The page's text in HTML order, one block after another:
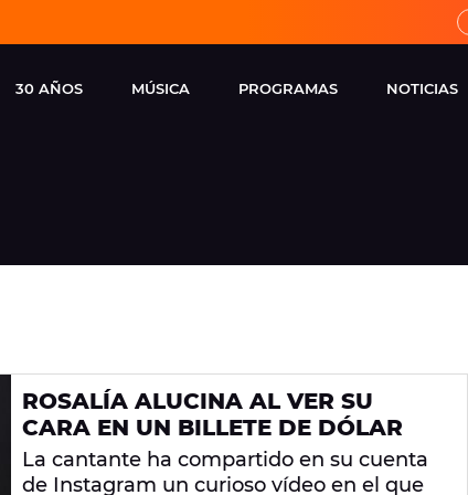
30 AÑOS
ENTREVISTAS
REMEMBER EUROPA
FM
MÚSICA PROGRAMAS
VIRALES
NOTICIAS
ROSALÍA ALUCINA AL VER SU
CARA EN UN BILLETE DE DÓLAR
La cantante ha compartido en su cuenta
de Instagram un curioso vídeo en el que